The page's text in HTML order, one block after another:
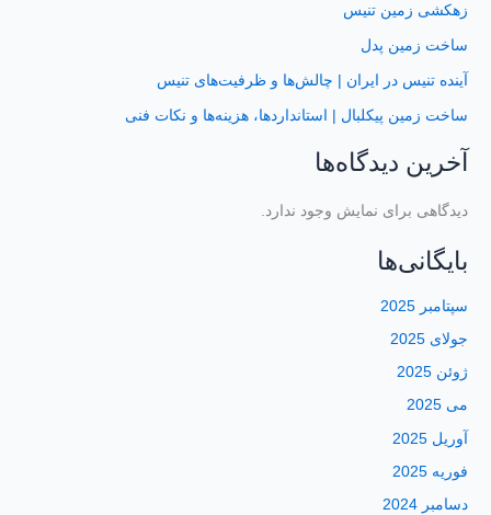
زهکشی زمین تنیس
ساخت زمین پدل
آینده تنیس در ایران | چالش‌ها و ظرفیت‌های تنیس
ساخت زمین پیکلبال | استانداردها، هزینه‌ها و نکات فنی
آخرین دیدگاه‌ها
دیدگاهی برای نمایش وجود ندارد.
بایگانی‌ها
سپتامبر 2025
جولای 2025
ژوئن 2025
می 2025
آوریل 2025
فوریه 2025
دسامبر 2024